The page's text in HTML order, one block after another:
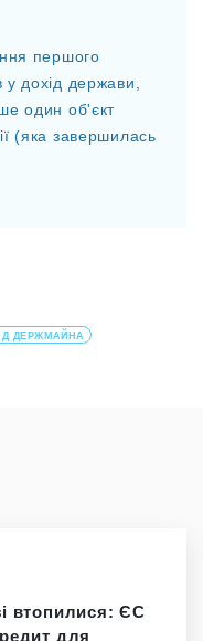
першого
у дохід держави,
один об'єкт
(яка завершилась
ДЕРЖМАЙНА
втопилися: ЄС
для